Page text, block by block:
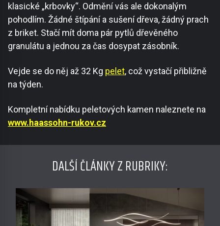
klasické „krbovky“. Odmění vás ale dokonalým
pohodlím. Žádné štípání a sušení dřeva, žádný prach
z briket. Stačí mít doma pár pytlů dřevěného
granulátu a jednou za čas dosypat zásobník.
Vejde se do něj až 32 Kg pelet, což vystačí přibližně
na týden.
Kompletní nabídku peletových kamen naleznete na
www.haassohn-rukov.cz
DALŠÍ ČLÁNKY Z RUBRIKY: